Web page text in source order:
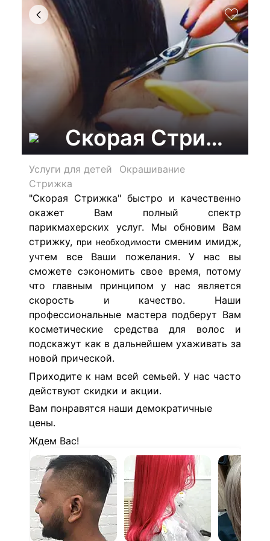
Скорая Стрижка,
Услуги для детей
Окрашивание
Стрижка
"Скорая Стрижка" быстро и качественно
окажет Вам полный спектр
парикмахерских услуг. Мы обновим Вам
стрижку, при необходимости сменим имидж,
учтем все Ваши пожелания. У нас вы
сможете сэкономить свое время, потому
что главным принципом у нас является
скорость и качество. Наши
профессиональные мастера подберут Вам
косметические средства для волос и
подскажут как в дальнейшем ухаживать за
новой прической.
Приходите к нам всей семьей. У нас часто
действуют скидки и акции.
Вам понравятся наши демократичные
цены.
Ждем Вас!